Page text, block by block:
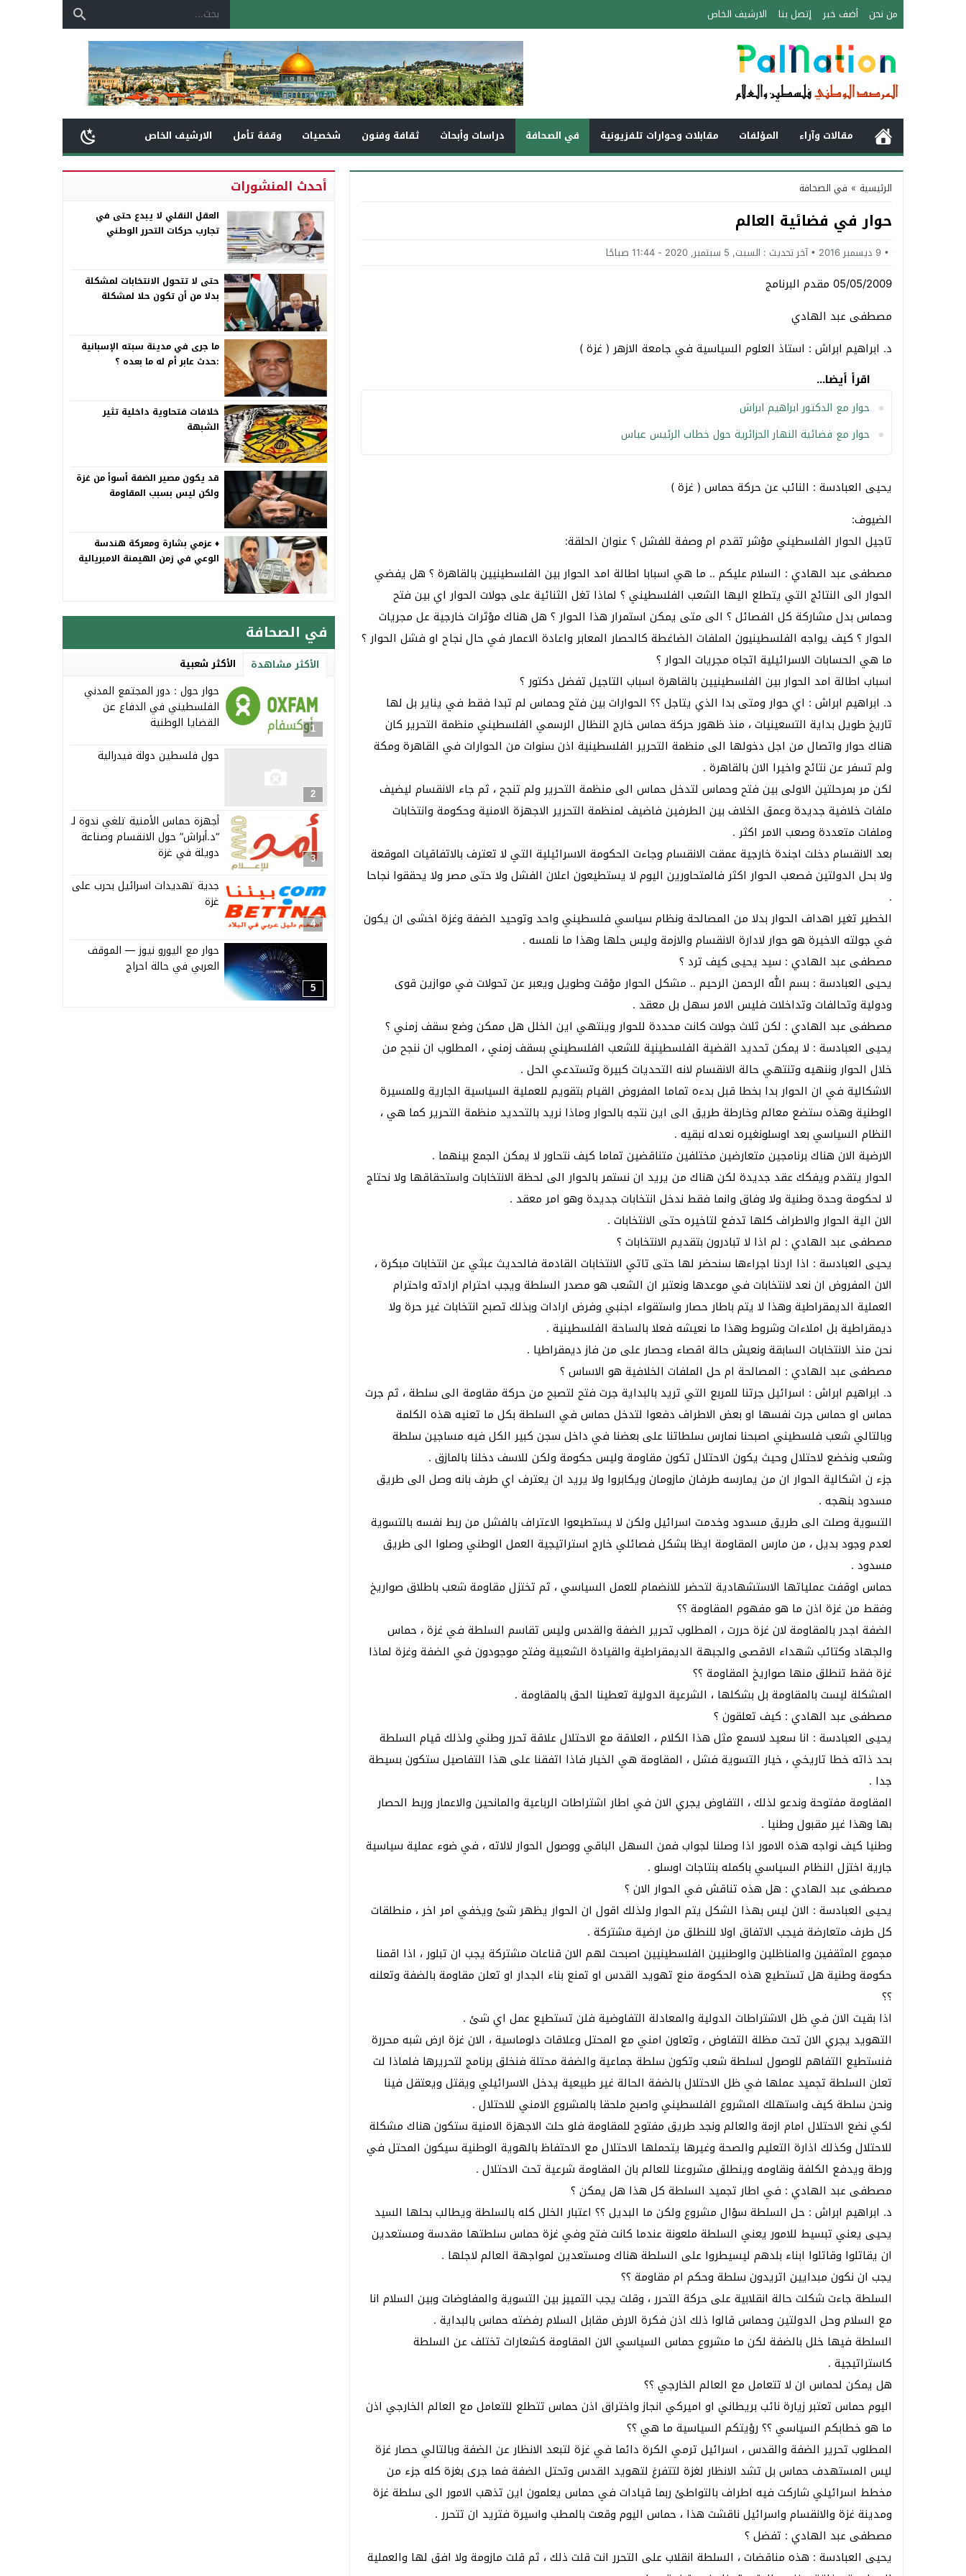
من نحن أضف خبر إتصل بنا الارشيف الخاص
مقالات وآراء المؤلفات مقابلات وحوارات تلفزيونية في الصحافة دراسات وأبحاث ثقافة وفنون شخصيات وقفة تأمل الارشيف الخاص
الرئيسية » في الصحافة
حوار في فضائية العالم
9 ديسمبر 2016 آخر تحديث : السبت, 5 سبتمبر, 2020 - 11:44 صباحًا
05/05/2009 مقدم البرنامج
مصطفى عبد الهادي
د. ابراهيم ابراش : استاذ العلوم السياسية في جامعة الازهر ( غزة )
اقرأ أيضا...
حوار مع الدكتور ابراهيم ابراش
حوار مع فضائية النهار الجزائرية حول خطاب الرئيس عباس
يحيى العبادسة : النائب عن حركة حماس ( غزة )
الضيوف:
تاجيل الحوار الفلسطيني مؤشر تقدم ام وصفة للفشل ؟ عنوان الحلقة:
مصطفى عبد الهادي : السلام عليكم .. ما هي اسبابا اطالة امد الحوار بين الفلسطينيين بالقاهرة ؟ هل يفضي
الحوار الى النتائج التي يتطلع اليها الشعب الفلسطيني ؟ لماذا تغل الثنائية على جولات الحوار اي بين فتح
وحماس بدل مشاركة كل الفصائل ؟ الى متى يمكن استمرار هذا الحوار ؟ هل هناك مؤثرات خارجية عل مجريات
الحوار ؟ كيف يواجه الفلسطينيون الملفات الضاغطة كالحصار المعابر واعادة الاعمار في حال نجاح او فشل الحوار ؟
ما هي الحسابات الاسرائيلية اتجاه مجريات الحوار ؟
اسباب اطالة امد الحوار بين الفلسطينيين بالقاهرة اسباب التاجيل تفضل دكتور ؟
د. ابراهيم ابراش : اي حوار ومتى بدا الذي يتاجل ؟؟ الحوارات بين فتح وحماس لم تبدا فقط في يناير بل لها
تاريخ طويل بداية التسعينيات ، منذ ظهور حركة حماس خارج النظال الرسمي الفلسطيني منظمة التحرير كان
هناك حوار واتصال من اجل دخولها الى منظمة التحرير الفلسطينية اذن سنوات من الحوارات في القاهرة ومكة
ولم تسفر عن نتائج واخيرا الان بالقاهرة .
لكن مر بمرحلتين الاولى بين فتح وحماس لتدخل حماس الى منظمة التحرير ولم تنجح ، ثم جاء الانقسام ليضيف
ملفات خلافية جديدة وعمق الخلاف بين الطرفين فاضيف لمنظمة التحرير الاجهزة الامنية وحكومة وانتخابات
وملفات متعددة وصعب الامر اكثر .
بعد الانقسام دخلت اجندة خارجية عمقت الانقسام وجاءت الحكومة الاسرائيلية التي لا تعترف بالاتفاقيات الموقعة
ولا بحل الدولتين فصعب الحوار اكثر فالمتحاورين اليوم لا يستطيعون اعلان الفشل ولا حتى مصر ولا يحققوا نجاحا
.
الخطير تغير اهداف الحوار بدلا من المصالحة ونظام سياسي فلسطيني واحد وتوحيد الضفة وغزة اخشى ان يكون
في جولته الاخيرة هو حوار لادارة الانقسام والازمة وليس حلها وهذا ما نلمسه .
مصطفى عبد الهادي : سيد يحيى كيف ترد ؟
يحيى العبادسة : بسم الله الرحمن الرحيم .. مشكل الحوار مؤقت وطويل ويعبر عن تحولات في موازين قوى
ودولية وتحالفات وتداخلات فليس الامر سهل بل معقد .
مصطفى عبد الهادي : لكن ثلاث جولات كانت محددة للحوار وينتهي اين الخلل هل ممكن وضع سقف زمني ؟
يحيى العبادسة : لا يمكن تحديد القضية الفلسطينية للشعب الفلسطيني بسقف زمني ، المطلوب ان ننجح من
خلال الحوار وننهيه وتنتهي حالة الانقسام لانه التحديات كبيرة وتستدعي الحل .
الاشكالية في ان الحوار بدا بخطا قبل بدءه تماما المفروض القيام بتقويم للعملية السياسية الجارية وللمسيرة
الوطنية وهذه ستضع معالم وخارطة طريق الى اين نتجه بالحوار وماذا نريد بالتحديد منظمة التحرير كما هي ،
النظام السياسي بعد اوسلونغيره نعدله نبقيه .
الارضية الان هناك برنامجين متعارضين مختلفين متناقضين تماما كيف نتحاور لا يمكن الجمع بينهما .
الحوار يتقدم ويفكك عقد جديدة لكن هناك من يريد ان نستمر بالحوار الى لحظة الانتخابات واستحقاقها ولا نحتاج
لا لحكومة وحدة وطنية ولا وفاق وانما فقط ندخل انتخابات جديدة وهو امر معقد .
الان الية الحوار والاطراف كلها تدفع لتاخيره حتى الانتخابات .
مصطفى عبد الهادي : لم اذا لا تبادرون بتقديم الانتخابات ؟
يحيى العبادسة : اذا اردنا اجراءها سنحضر لها حتى تاتي الانتخابات القادمة فالحديث عبثي عن انتخابات مبكرة ،
الان المفروض ان نعد لانتخابات في موعدها ونعتبر ان الشعب هو مصدر السلطة ويجب احترام ارادته واحترام
العملية الديمقراطية وهذا لا يتم باطار حصار واستقواء اجنبي وفرض ارادات وبذلك تصبح انتخابات غير حرة ولا
ديمقراطية بل املاءات وشروط وهذا ما نعيشه فعلا بالساحة الفلسطينية .
نحن منذ الانتخابات السابقة ونعيش حالة اقصاء وحصار على من فاز ديمقراطيا .
مصطفى عبد الهادي : المصالحة ام حل الملفات الخلافية هو الاساس ؟
د. ابراهيم ابراش : اسرائيل جرتنا للمربع التي تريد بالبداية جرت فتح لتصبح من حركة مقاومة الى سلطة ، ثم جرت
حماس او حماس جرت نفسها او بعض الاطراف دفعوا لتدخل حماس في السلطة بكل ما تعنيه هذه الكلمة
وبالتالي شعب فلسطيني اصبحنا نمارس سلطاتنا على بعضنا في داخل سجن كبير الكل فيه مساجين سلطة
وشعب ونخضع لاحتلال وحيث يكون الاحتلال تكون مقاومة وليس حكومة ولكن للاسف دخلنا بالمازق .
جزء ن اشكالية الحوار ان من يمارسه طرفان مازومان ويكابروا ولا يريد ان يعترف اي طرف بانه وصل الى طريق
مسدود بنهجه .
التسوية وصلت الى طريق مسدود وخدمت اسرائيل ولكن لا يستطيعوا الاعتراف بالفشل من ربط نفسه بالتسوية
لعدم وجود بديل ، من مارس المقاومة ايظا بشكل فصائلي خارج استراتيجية العمل الوطني وصلوا الى طريق
مسدود .
حماس اوقفت عملياتها الاستشهادية لتحضر للانضمام للعمل السياسي ، ثم تختزل مقاومة شعب باطلاق صواريخ
وفقط من غزة اذن ما هو مفهوم المقاومة ؟؟
الضفة اجدر بالمقاومة لان غزة حررت ، المطلوب تحرير الضفة والقدس وليس تقاسم السلطة في غزة ، حماس
والجهاد وكتائب شهداء الاقصى والجبهة الديمقراطية والقيادة الشعبية وفتح موجودون في الضفة وغزة لماذا
غزة فقط تنطلق منها صواريخ المقاومة ؟؟
المشكلة ليست بالمقاومة بل بشكلها ، الشرعية الدولية تعطينا الحق بالمقاومة .
مصطفى عبد الهادي : كيف تعلقون ؟
يحيى العبادسة : انا سعيد لاسمع مثل هذا الكلام ، العلاقة مع الاحتلال علاقة تحرر وطني ولذلك قيام السلطة
بحد ذاته خطا تاريخي ، خيار التسوية فشل ، المقاومة هي الخيار فاذا اتفقنا على هذا التفاصيل ستكون بسيطة
جدا .
المقاومة مفتوحة وندعو لذلك ، التفاوض يجري الان في اطار اشتراطات الرباعية والمانحين والاعمار وربط الحصار
بها وهذا غير مقبول وطنيا .
وطنيا كيف نواجه هذه الامور اذا وصلنا لجواب فمن السهل الباقي ووصول الحوار لالاته ، في ضوء عملية سياسية
جارية اختزل النظام السياسي باكمله بنتاجات اوسلو .
مصطفى عبد الهادي : هل هذه تناقش في الحوار الان ؟
يحيى العبادسة : الان ليس بهذا الشكل يتم الحوار ولذلك اقول ان الحوار يظهر شئ ويخفي امر اخر ، منطلقات
كل طرف متعارضة فيجب الاتفاق اولا للنطلق من ارضية مشتركة .
مجموع المثقفين والمناظلين والوطنيين الفلسطينيين اصبحت لهم الان قناعات مشتركة يجب ان تبلور ، اذا اقمنا
حكومة وطنية هل تستطيع هذه الحكومة منع تهويد القدس او تمنع بناء الجدار او تعلن مقاومة بالضفة وتعلنه
؟؟
اذا بقيت الان في ظل الاشتراطات الدولية والمعادلة التفاوضية فلن تستطيع عمل اي شئ .
التهويد يجري الان تحت مظلة التفاوض ، وتعاون امني مع المحتل وعلاقات دلوماسية ، الان غزة ارض شبه محررة
فنستطيع التفاهم للوصول لسلطة شعب وتكون سلطة جماعية والضفة محتلة فنخلق برنامج لتحريرها فلماذا لت
تعلن السلطة تجميد عملها في ظل الاحتلال بالضفة الحالة غير طبيعية يدخل الاسرائيلي ويقتل ويعتقل فينا
ونحن سلطة كيف واستهلك المشروع الفلسطيني واصبح ملحقا بالمشروع الامني للاحتلال .
لكي نضع الاحتلال امام ازمة والعالم ونجد طريق مفتوح للمقاومة فلو حلت الاجهزة الامنية ستكون هناك مشكلة
للاحتلال وكذلك اذارة التعليم والصحة وغيرها يتحملها الاحتلال مع الاحتفاظ بالهوية الوطنية سيكون المحتل في
ورطة ويدفع الكلفة ونقاومه وينطلق مشروعنا للعالم بان المقاومة شرعية تحت الاحتلال .
مصطفى عبد الهادي : في اطار تجميد السلطة كل هذا هل يمكن ؟
د. ابراهيم ابراش : حل السلطة سؤال مشروع ولكن ما البديل ؟؟ اعتبار الخلل كله بالسلطة ويطالب بحلها السيد
يحيى يعني تبسيط للامور يعني السلطة ملعونة عندما كانت فتح وفي غزة حماس سلطتها مقدسة ومستعدين
ان يقاتلوا وقاتلوا ابناء بلدهم ليسيطروا على السلطة هناك ومستعدين لمواجهة العالم لاجلها .
يجب ان نكون مبدايين اتريدون سلطة وحكم ام مقاومة ؟؟
السلطة جاءت شكلت حالة انقلابية على حركة التحرر ، وقلت يجب التمييز بين التسوية والمفاوضات وبين السلام انا
مع السلام وحل الدولتين وحماس قالوا ذلك اذن فكرة الارض مقابل السلام رفضته حماس بالبداية .
السلطة فيها خلل بالضفة لكن ما مشروع حماس السياسي الان المقاومة كشعارات تختلف عن السلطة
كاستراتيجية .
هل يمكن لحماس ان لا تتعامل مع العالم الخارجي ؟؟
اليوم حماس تعتبر زيارة نائب بريطاني او اميركي انجاز واختراق اذن حماس تتطلع للتعامل مع العالم الخارجي اذن
ما هو خطابكم السياسي ؟؟ رؤيتكم السياسية ما هي ؟؟
المطلوب تحرير الضفة والقدس ، اسرائيل ترمي الكرة دائما في غزة لتبعد الانظار عن الضفة وبالتالي حصار غزة
ليس المستهدف حماس بل تشد الانظار لغزة لتتفرغ لتهويد القدس وتحتل الضفة فما جرى بغزة كله جزء من
مخطط اسرائيلي شاركت فيه اطراف بالتواطئ ربما قيادات في حماس يعلمون اين تذهب الامور الى سلطة غزة
ومدينة غزة والانقسام واسرائيل ناقشت هذا ، حماس اليوم وقعت بالمطب واسيرة فتريد ان تتحرر .
مصطفى عبد الهادي : تفضل ؟
يحيى العبادسة : هذه مناقضات ، السلطة انقلاب على التحرر انت قلت ذلك ، ثم قلت مازومة ولا افق لها والعملية
أحدث المنشورات
العقل النقلي لا يبدع حتى في
تجارب حركات التحرر الوطني
حتى لا تتحول الانتخابات لمشكلة
بدلا من أن تكون حلا لمشكلة
ما جرى في مدينة سبته الإسبانية
:حدث عابر أم له ما بعده ؟
خلافات فتحاوية داخلية تثير
الشبهة
قد يكون مصير الضفة أسوأ من غزة
ولكن ليس بسبب المقاومة
♦️ عزمي بشارة ومعركة هندسة
الوعي في زمن الهيمنة الامبريالية
في الصحافة
الأكثر مشاهدة الأكثر شعبية
1
حوار حول : دور المجتمع المدني
الفلسطيني في الدفاع عن
القضايا الوطنية
2
حول فلسطين دولة فيدرالية
3
أجهزة حماس الأمنية تلغي ندوة لـ
“د.أبراش” حول الانقسام وصناعة
دويلة في غزة
4
جدية تهديدات اسرائيل بحرب على
غزة
5
حوار مع اليورو نيوز — الموقف
العربي في حالة احراج